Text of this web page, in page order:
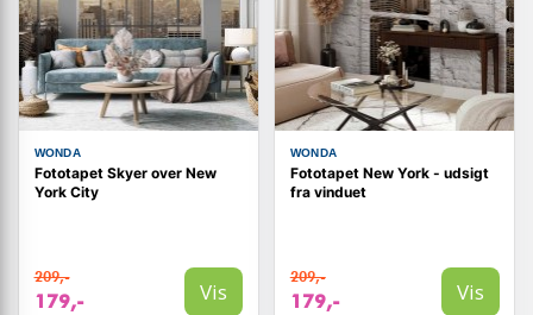
WONDA
Fototapet Skyer over New
York City
209,-
179,- Vis
WONDA
Fototapet New York - udsigt
fra vinduet
209,-
179,- Vis